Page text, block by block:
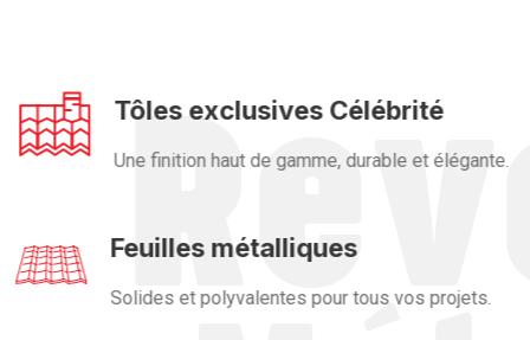
Tôles exclusives Célébrité
Une finition haut de gamme, durable et élégante.
Feuilles métalliques
Solides et polyvalentes pour tous vos projets.